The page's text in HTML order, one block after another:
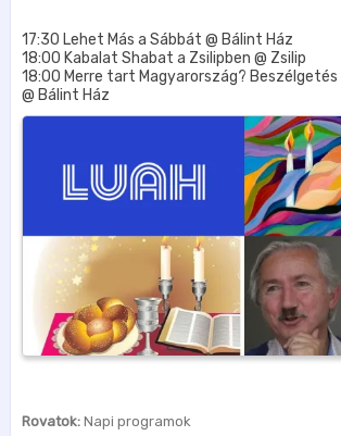
17:30 Lehet Más a Sábbát @ Bálint Ház
18:00 Kabalat Shabat a Zsilipben @ Zsilip
18:00 Merre tart Magyarország? Beszélgetés
@ Bálint Ház
Rovatok: Napi programok